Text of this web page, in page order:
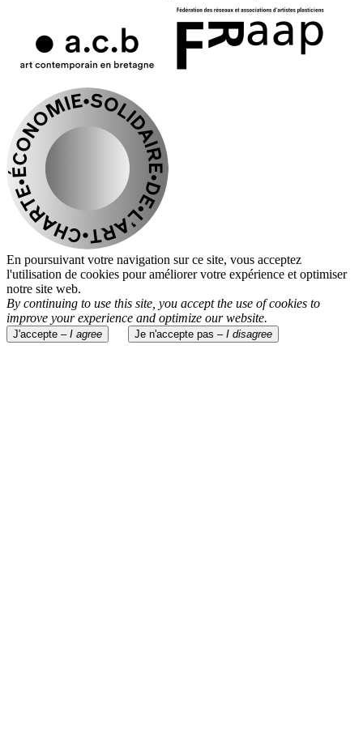
En poursuivant votre navigation sur ce site, vous acceptez
l'utilisation de cookies pour améliorer votre expérience et optimiser
notre site web.
By continuing to use this site, you accept the use of cookies to
improve your experience and optimize our website.
J'accepte – I agree Je n'accepte pas – I disagree